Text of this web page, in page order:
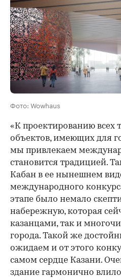
Фото: Wowhaus
«К проектированию всех
объектов, имеющих для
мы привлекаем
становится традицией.
Кабан в ее нынешнем
международного
этапе было немало
набережную, которая
казанцами, так и
города. Такой же
ожидаем и от этого
самом сердце Казани.
здание гармонично